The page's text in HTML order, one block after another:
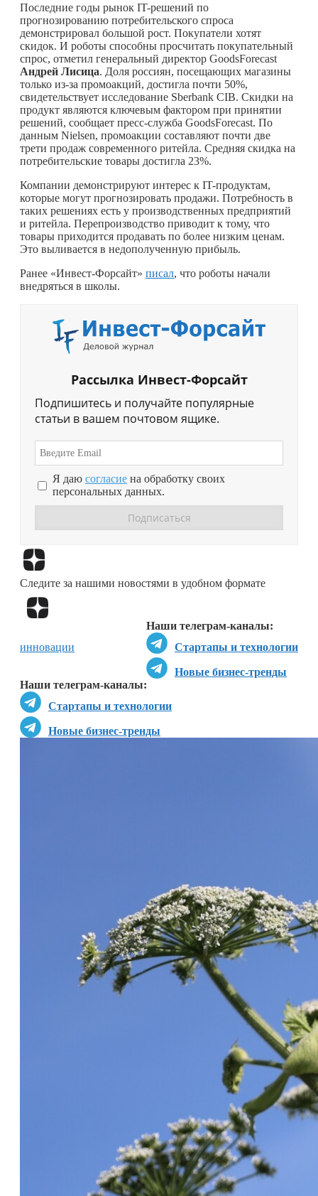
Последние годы рынок IT-решений по
прогнозированию потребительского спроса
демонстрировал большой рост. Покупатели хотят
скидок. И роботы способны просчитать покупательный
спрос, отметил генеральный директор GoodsForecast
Андрей Лисица. Доля россиян, посещающих магазины
только из-за промоакций, достигла почти 50%,
свидетельствует исследование Sberbank CIB. Скидки на
продукт являются ключевым фактором при принятии
решений, сообщает пресс-служба GoodsForecast. По
данным Nielsen, промоакции составляют почти две
трети продаж современного ритейла. Средняя скидка на
потребительские товары достигла 23%.
Компании демонстрируют интерес к IT-продуктам,
которые могут прогнозировать продажи. Потребность в
таких решениях есть у производственных предприятий
и ритейла. Перепроизводство приводит к тому, что
товары приходится продавать по более низким ценам.
Это выливается в недополученную прибыль.
Ранее «Инвест-Форсайт» писал, что роботы начали
внедряться в школы.
Рассылка Инвест-Форсайт
Подпишитесь и получайте популярные
статьи в вашем почтовом ящике.
Я даю согласие на обработку своих
персональных данных.
Следите за нашими новостями в удобном формате
Наши телеграм-каналы:
Стартапы и технологии
Новые бизнес-тренды
Наши телеграм-каналы:
Стартапы и технологии
Новые бизнес-тренды
инновации